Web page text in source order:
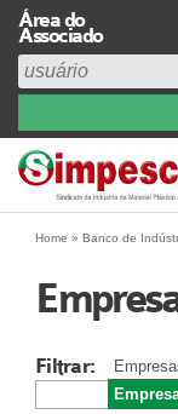
Área do
Associado
Institucional
Perfil
Diretoria
Abrangência
Acervo
Prestação de Contas
Home » Banco de
Filtrar: